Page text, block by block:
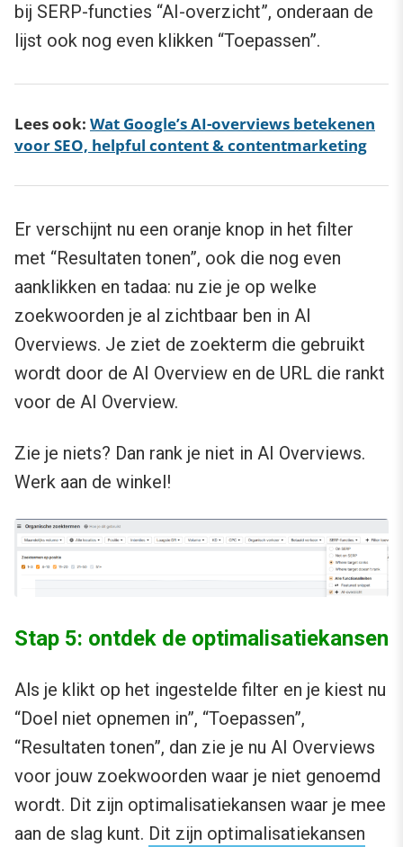
bij SERP-functies “AI-overzicht”, onderaan de
lijst ook nog even klikken “Toepassen”.
Lees ook: Wat Google’s AI-overviews betekenen
voor SEO, helpful content & contentmarketing
Er verschijnt nu een oranje knop in het filter
met “Resultaten tonen”, ook die nog even
aanklikken en tadaa: nu zie je op welke
zoekwoorden je al zichtbaar ben in AI
Overviews. Je ziet de zoekterm die gebruikt
wordt door de AI Overview en de URL die rankt
voor de AI Overview.
Zie je niets? Dan rank je niet in AI Overviews.
Werk aan de winkel!
Stap 5: ontdek de optimalisatiekansen
Als je klikt op het ingestelde filter en je kiest nu
“Doel niet opnemen in”, “Toepassen”,
“Resultaten tonen”, dan zie je nu AI Overviews
voor jouw zoekwoorden waar je niet genoemd
wordt. Dit zijn optimalisatiekansen waar je mee
aan de slag kunt. Dit zijn optimalisatiekansen